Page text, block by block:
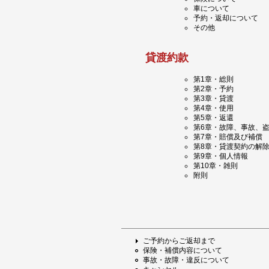
車について
予約・返却について
その他
貸渡約款
第1章・総則
第2章・予約
第3章・貸渡
第4章・使用
第5章・返還
第6章・故障、事故、
第7章・賠償及び補償
第8章・貸渡契約の解除
第9章・個人情報
第10章・雑則
附則
ご予約からご返却まで
保険・補償内容について
事故・故障・違反について